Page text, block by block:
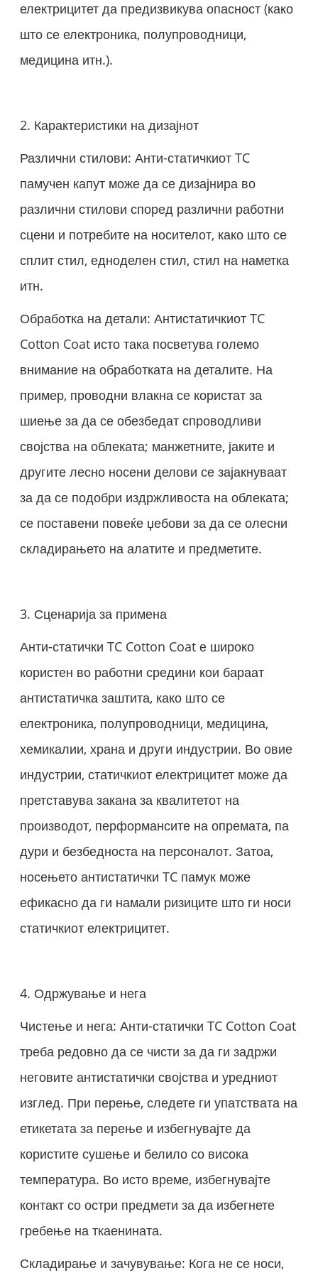
електрицитет да предизвикува опасност (како
што се електроника, полупроводници,
медицина итн.).
2. Карактеристики на дизајнот
Различни стилови: Анти-статичкиот TC
памучен капут може да се дизајнира во
различни стилови според различни работни
сцени и потребите на носителот, како што се
сплит стил, едноделен стил, стил на наметка
итн.
Обработка на детали: Антистатичкиот TC
Cotton Coat исто така посветува големо
внимание на обработката на деталите. На
пример, проводни влакна се користат за
шиење за да се обезбедат спроводливи
својства на облеката; манжетните, јаките и
другите лесно носени делови се зајакнуваат
за да се подобри издржливоста на облеката;
се поставени повеќе џебови за да се олесни
складирањето на алатите и предметите.
3. Сценарија за примена
Анти-статички TC Cotton Coat е широко
користен во работни средини кои бараат
антистатичка заштита, како што се
електроника, полупроводници, медицина,
хемикалии, храна и други индустрии. Во овие
индустрии, статичкиот електрицитет може да
претставува закана за квалитетот на
производот, перформансите на опремата, па
дури и безбедноста на персоналот. Затоа,
носењето антистатички TC памук може
ефикасно да ги намали ризиците што ги носи
статичкиот електрицитет.
4. Одржување и нега
Чистење и нега: Анти-статички TC Cotton Coat
треба редовно да се чисти за да ги задржи
неговите антистатички својства и уредниот
изглед. При перење, следете ги упатствата на
етикетата за перење и избегнувајте да
користите сушење и белило со висока
температура. Во исто време, избегнувајте
контакт со остри предмети за да избегнете
гребење на ткаенината.
Складирање и зачувување: Кога не се носи,